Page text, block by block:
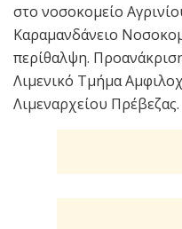
στο νοσοκομείο
Καραμανδάνειο
περίθαλψη.
Λιμενικό Τμήμα
Λιμεναρχείου Πρέβεζας.